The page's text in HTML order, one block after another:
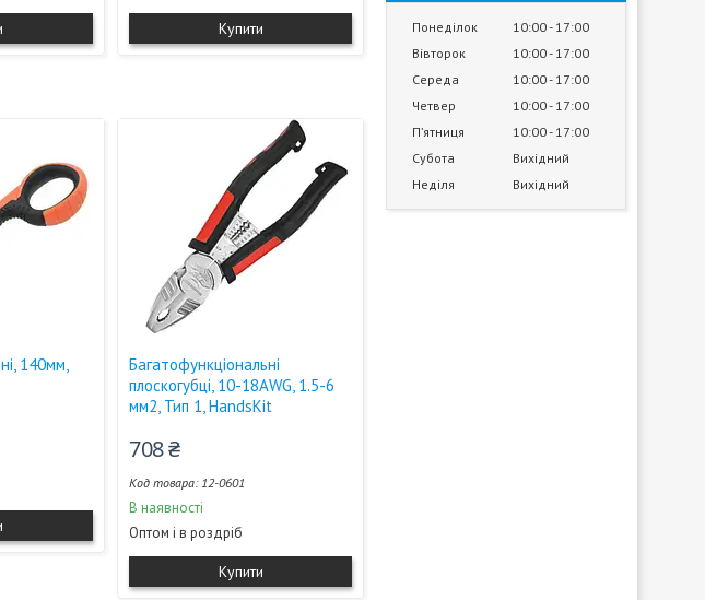
Купити
140мм,
Багатофункціональні
плоскогубці, 10-18AWG, 1.5-6
мм2, Тип 1, HandsKit
708 ₴
12-0601
В наявності
Оптом і в роздріб
Купити
Понеділок 10:00 17:00
Вівторок
10:00 17:00
Середа
10:00 17:00
Четвер
10:00 17:00
Пʼятниця
10:00 17:00
Субота
Вихідний
Неділя
Вихідний